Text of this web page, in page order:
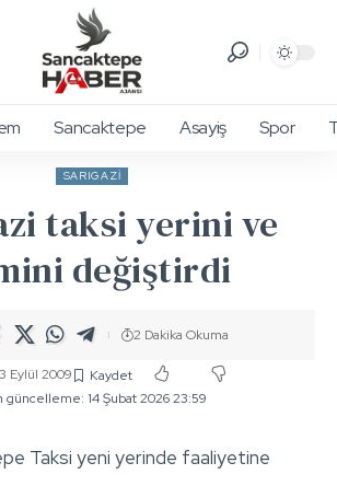
Sancaktepe Asayiş Spor
SARIGAZI
taksi yerini ve
değiştirdi
güncelleme: 14 Şubat 2026 23:59
Eylül 2009
2 Dakika Okuma
Taksi yeni yerinde faaliyetine